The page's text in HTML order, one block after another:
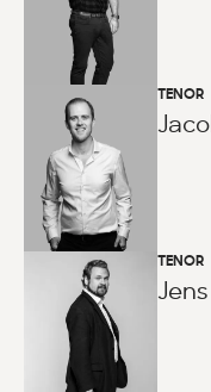
TENOR
TENOR